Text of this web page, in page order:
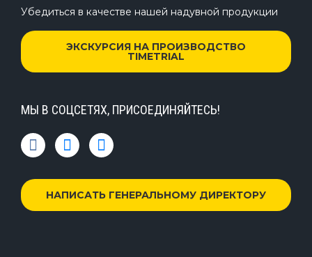
Убедиться в качестве нашей надувной продукции
ЭКСКУРСИЯ НА ПРОИЗВОДСТВО
TIMETRIAL
МЫ В СОЦСЕТЯХ, ПРИСОЕДИНЯЙТЕСЬ!
НАПИСАТЬ ГЕНЕРАЛЬНОМУ ДИРЕКТОРУ